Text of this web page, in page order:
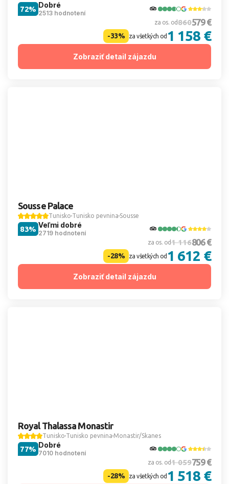
Dobré
2513 hodnotení
72%
za os. od860579 €
-33% za všetkých od 1 158 €
Zobraziť detail zájazdu
Sousse Palace
Tunisko Tunisko pevnina Sousse
Veľmi dobré
2719 hodnotení
83%
za os. od1 116806 €
-28% za všetkých od 1 612 €
Zobraziť detail zájazdu
Royal Thalassa Monastir
Tunisko Tunisko pevnina Monastir/Skanes
Dobré
7010 hodnotení
77%
za os. od1 059759 €
-28% za všetkých od 1 518 €